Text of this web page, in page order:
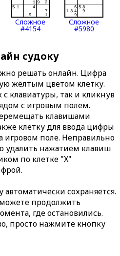
Сложное
#4154
Сложное
#5980
судоку
решать онлайн. Цифра
жёлтым цветом клетку.
клавиатуры, так и кликнув
с игровым полем.
клавишами
клетку для ввода цифры
поле. Неправильно
нажатием клавиш
по клетке "X"
сохраняется.
продолжить
где остановились.
просто нажмите кнопку